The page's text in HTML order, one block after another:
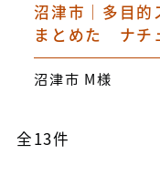
沼津市｜多目的
まとめた ナチ
空間（沼津市・
沼津市 M様
全13件